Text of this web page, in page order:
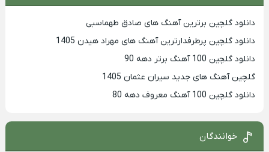
دانلود گلچین برترین آهنگ های صادق طهماسبی
دانلود گلچین پرطرفدارترین آهنگ های مهراد هیدن 1405
دانلود گلچین 100 آهنگ برتر دهه 90
گلچین آهنگ های جدید سیران عثمان 1405
دانلود گلچین 100 آهنگ معروف دهه 80
خوانندگان